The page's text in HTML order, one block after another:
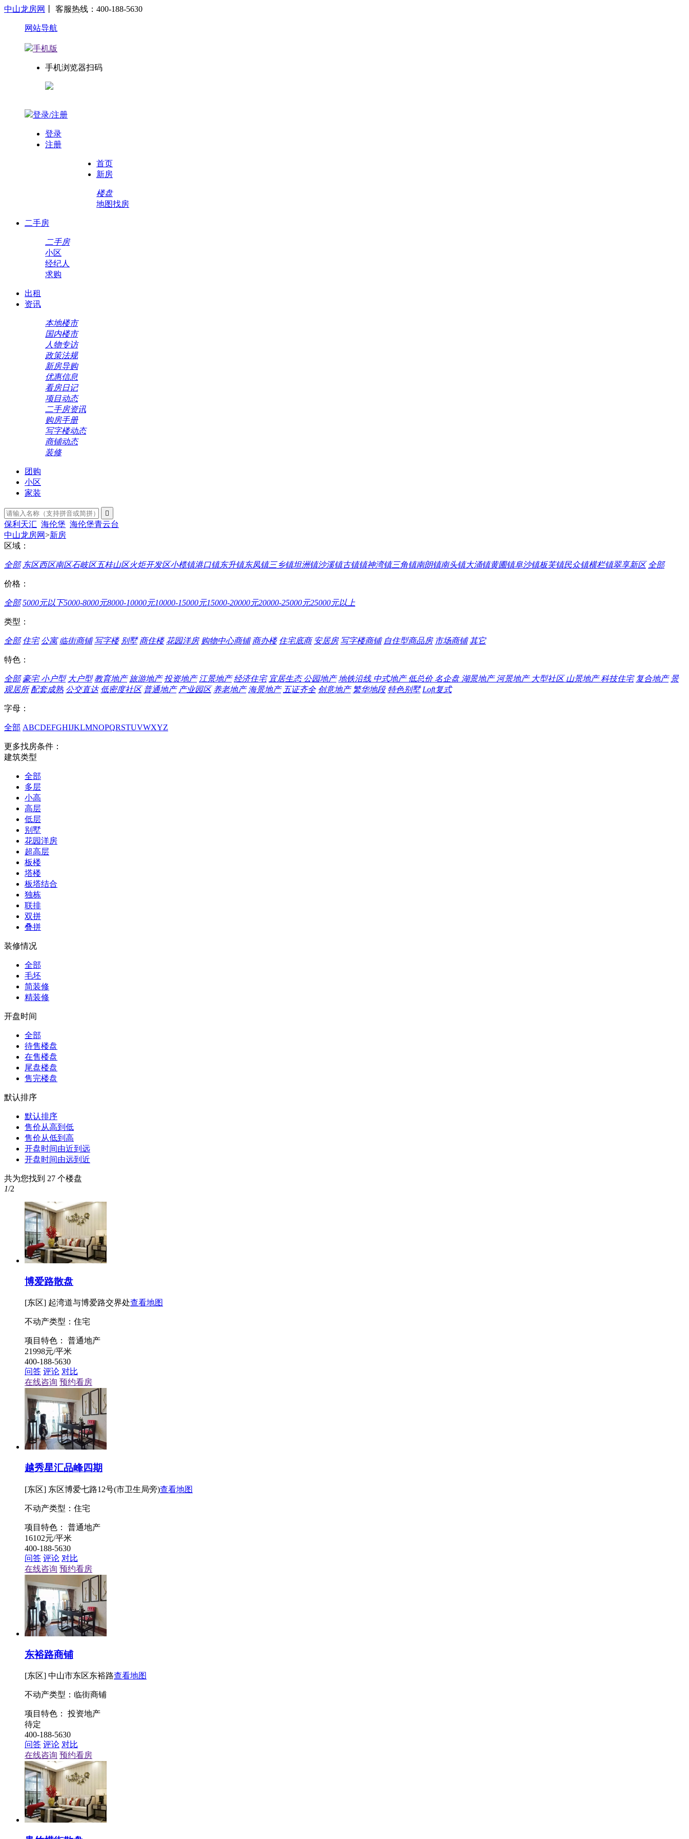
中山龙房网 丨 客服热线：400-188-5630
网站导航
手机版
手机浏览器扫码
登录/注册
登录
注册
首页
新房
楼盘
地图找房
二手房
二手房
小区
经纪人
求购
出租
资讯
本地楼市
国内楼市
人物专访
政策法规
新房导购
优惠信息
看房日记
项目动态
二手房资讯
购房手册
写字楼动态
商铺动态
装修
团购
小区
家装

保利天汇 海伦堡 海伦堡青云台
中山龙房网>新房
区域：
全部 东区西区南区石岐区五桂山区火炬开发区小榄镇港口镇东升镇东凤镇三乡镇坦洲镇沙溪镇古镇镇神湾镇三角镇南朗镇南头镇大涌镇黄圃镇阜沙镇板芙镇民众镇横栏镇翠享新区 全部
价格：
全部 5000元以下5000-8000元8000-10000元10000-15000元15000-20000元20000-25000元25000元以上
类型：
全部 住宅 公寓 临街商铺 写字楼 别墅 商住楼 花园洋房 购物中心商铺 商办楼 住宅底商 安居房 写字楼商铺 自住型商品房 市场商铺 其它
特色：
全部 豪宅小户型 大户型 教育地产 旅游地产 投资地产 江景地产 经济住宅 宜居生态公园地产 地铁沿线 中式地产低总价 名企盘 湖景地产 河景地产 大型社区山景地产科技住宅 复合地产 景
观居所 配套成熟 公交直达 低密度社区 普通地产 产业园区 养老地产 海景地产 五证齐全 创意地产 繁华地段 特色别墅 Loft复式
字母：
全部 ABCDEFGHIJKLMNOPQRSTUVWXYZ
更多找房条件：
建筑类型
全部
多层
小高
高层
低层
别墅
花园洋房
超高层
板楼
塔楼
板塔结合
独栋
联排
双拼
叠拼
装修情况
全部
毛坯
简装修
精装修
开盘时间
全部
待售楼盘
在售楼盘
尾盘楼盘
售完楼盘
默认排序
默认排序
售价从高到低
售价从低到高
开盘时间由近到远
开盘时间由远到近
共为您找到 27 个楼盘
1/2
博爱路散盘
[东区] 起湾道与博爱路交界处查看地图
不动产类型：住宅
项目特色： 普通地产
21998元/平米
400-188-5630
问答 评论 对比
在线咨询 预约看房
越秀星汇品峰四期
[东区] 东区博爱七路12号(市卫生局旁)查看地图
不动产类型：住宅
项目特色： 普通地产
16102元/平米
400-188-5630
问答 评论 对比
在线咨询 预约看房
东裕路商铺
[东区] 中山市东区东裕路查看地图
不动产类型：临街商铺
项目特色： 投资地产
待定
400-188-5630
问答 评论 对比
在线咨询 预约看房